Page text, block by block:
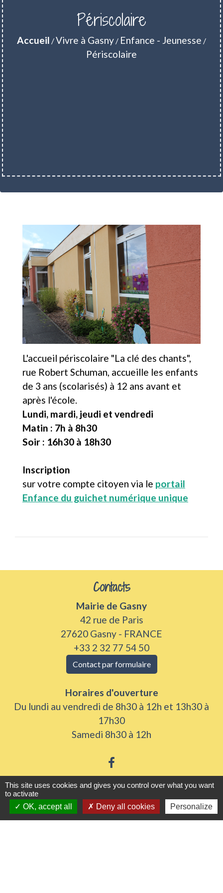
Périscolaire
Accueil /Vivre à Gasny / Enfance - Jeunesse /
Périscolaire
L'accueil périscolaire "La clé des chants",
rue Robert Schuman, accueille les enfants
de 3 ans (scolarisés) à 12 ans avant et
après l'école.
Lundi, mardi, jeudi et vendredi
Matin : 7h à 8h30
Soir : 16h30 à 18h30
Inscription
sur votre compte citoyen via le portail
Enfance du guichet numérique unique
Contacts
Mairie de Gasny
42 rue de Paris
27620 Gasny - FRANCE
+33 2 32 77 54 50
Contact par formulaire
Horaires d'ouverture
Du lundi au vendredi de 8h30 à 12h et 13h30 à
17h30
Samedi 8h30 à 12h
Liens utiles
This site uses cookies and gives you control over what you want
to activate
OK, accept all
Deny all cookies Personalize